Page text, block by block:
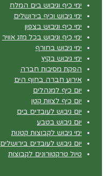
ימי כיף וגיבוש בים המלח
ימי גיבוש וכיף בירושלים
ימי כיף וגיבוש בצפון
ימי כיף וגיבוש בכל מזג אוויר
ימי גיבוש בחורף
ימי גיבוש בקיץ
הפקת מסיבות חברה
אירוע חברה בחוף הים
יום כיף למנהלים
יום כיף לצוות קטן
יום גיבוש לעובדים בים
יום גיבוש בטבע
ימי גיבוש לקבוצות קטנות
יום גיבוש לעובדים בירושלים
טיול טרקטורונים לקבוצות